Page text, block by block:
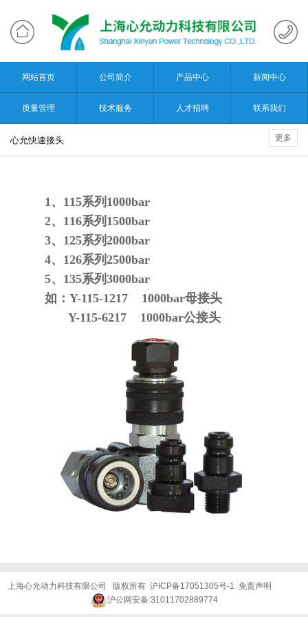
网站首页 公司简介 产品中心 新闻中心
质量管理 技术服务 人才招聘 联系我们
更多
心允快速接头
1、 115系列 1000bar
2、 116系列 1500bar
3、 125系列 2000bar
4、 126系列 2500bar
5、 135系列 3000bar
如： Y-115-1217 1000bar母接头
Y-115-6217 1000bar公接头
上海心允动力科技有限公司 版权所有 沪ICP备17051305号-1 免责声明
沪公网安备:31011702889774